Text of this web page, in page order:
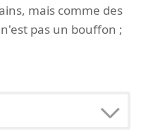
mais comme des
pas un bouffon ;